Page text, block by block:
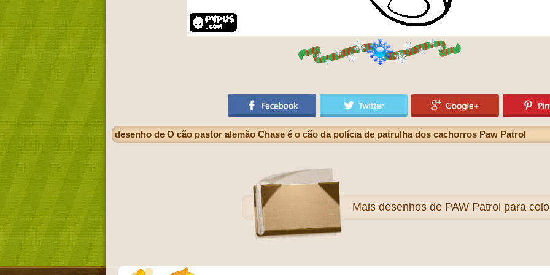
desenho de O cão pastor alemão Chase é o cão da polícia de patrulha dos cachorros Paw Patrol
Mais desenhos de PAW Patrol para